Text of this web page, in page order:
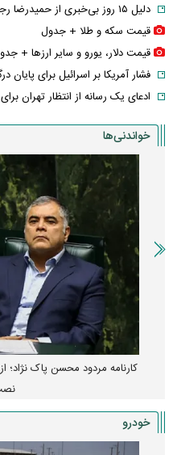
دلیل ۱۵ روز بی‌خبری از حمیدرضا رجب‌زاده
قیمت سکه و طلا + جدول
قیمت دلار، یورو و سایر ارز‌ها +
فشار آمریکا بر اسرائیل برای پایان
ادعای یک رسانه از انتظار تهران
خواندنی‌ها
کارنامه مردود محسن پاک‌ نژاد؛
خودرو